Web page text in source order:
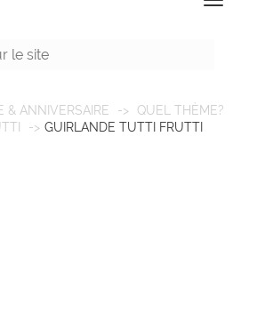
& ANNIVERSAIRE
QUEL THÈME?
GUIRLANDE TUTTI FRUTTI